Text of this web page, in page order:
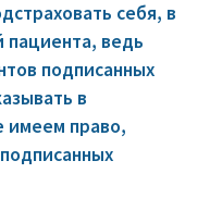
себя, в
пациента, ведь
подписанных
в
имеем право,